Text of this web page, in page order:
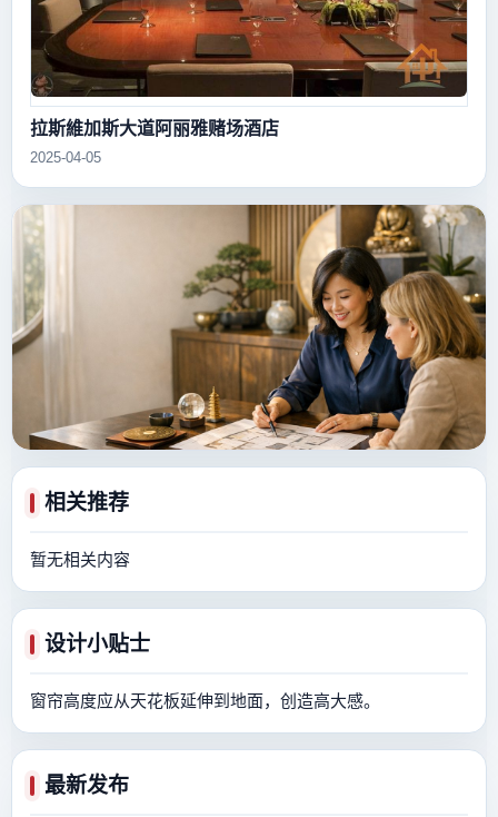
拉斯維加斯大道阿丽雅赌场酒店
2025-04-05
相关推荐
暂无相关内容
设计小贴士
窗帘高度应从天花板延伸到地面，创造高大感。
最新发布